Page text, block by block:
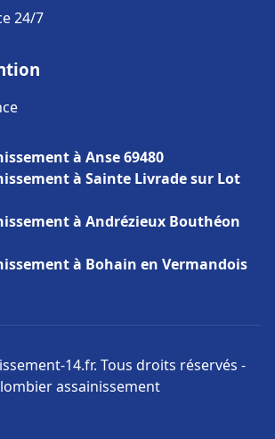
24/7
à Anse 69480
à Sainte Livrade sur Lot
à Andrézieux Bouthéon
à Bohain en Vermandois
14.fr. Tous droits réservés -
assainissement